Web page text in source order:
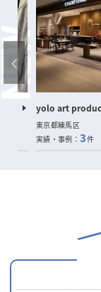
yolo art
東京都練馬区
実績・事例：3件